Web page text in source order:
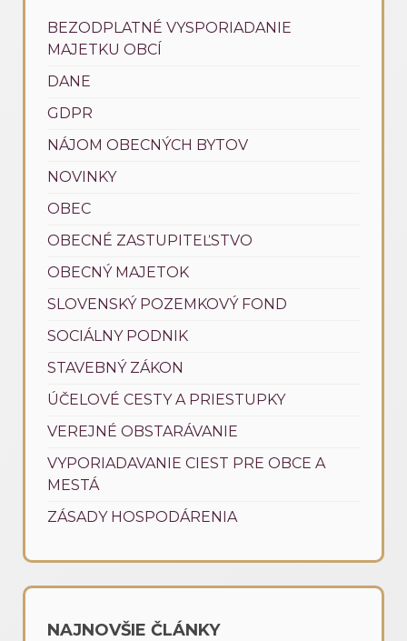
BEZODPLATNÉ VYSPORIADANIE
MAJETKU OBCÍ
DANE
GDPR
NÁJOM OBECNÝCH BYTOV
NOVINKY
OBEC
OBECNÉ ZASTUPITEĽSTVO
OBECNÝ MAJETOK
SLOVENSKÝ POZEMKOVÝ FOND
SOCIÁLNY PODNIK
STAVEBNÝ ZÁKON
ÚČELOVÉ CESTY A PRIESTUPKY
VEREJNÉ OBSTARÁVANIE
VYPORIADAVANIE CIEST PRE OBCE A
MESTÁ
ZÁSADY HOSPODÁRENIA
NAJNOVŠIE ČLÁNKY